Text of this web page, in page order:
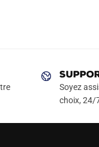
Soyez
choix, 24/